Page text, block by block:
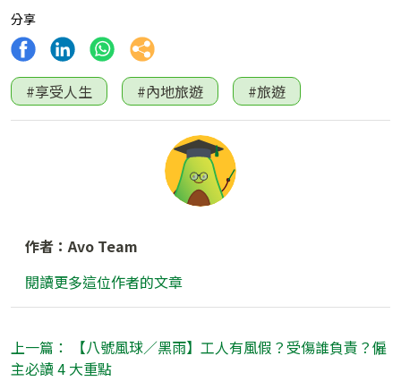
分享
#享受人生 #內地旅遊 #旅遊
作者：Avo Team
閱讀更多這位作者的文章
上一篇： 【八號風球／黑雨】工人有風假？受傷誰負責？僱
主必讀 4 大重點